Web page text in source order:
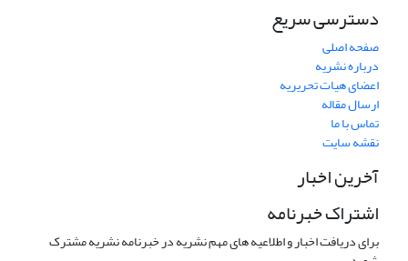
دسترسی سریع
صفحه اصلی
درباره نشریه
اعضای هیات تحریریه
ارسال مقاله
تماس با ما
نقشه سایت
آخرین اخبار
اشتراک خبرنامه
برای دریافت اخبار و اطلاعیه های مهم نشریه در خبرنامه نشریه مشترک